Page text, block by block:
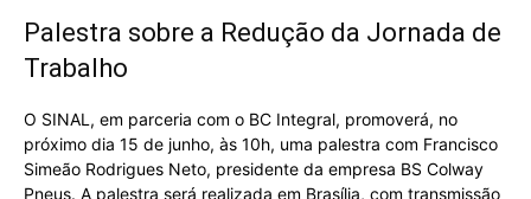
Palestra sobre a Redução da Jornada de
Trabalho
O SINAL, em parceria com o BC Integral, promoverá, no
próximo dia 15 de junho, às 10h, uma palestra com Francisco
Simeão Rodrigues Neto, presidente da empresa BS Colway
Pneus. A palestra será realizada em Brasília, com transmissão